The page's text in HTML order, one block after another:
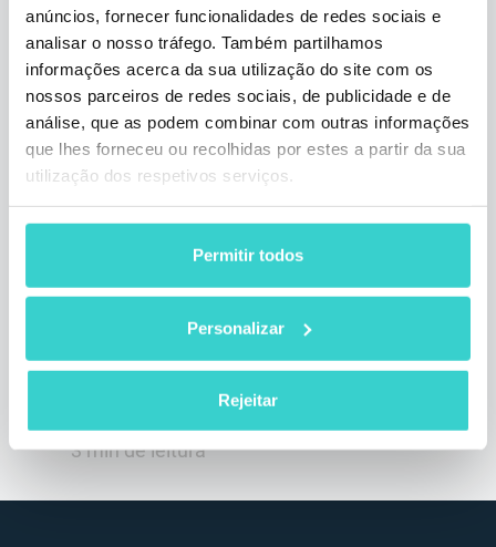
anúncios, fornecer funcionalidades de redes sociais e
analisar o nosso tráfego. Também partilhamos
informações acerca da sua utilização do site com os
nossos parceiros de redes sociais, de publicidade e de
análise, que as podem combinar com outras informações
que lhes forneceu ou recolhidas por estes a partir da sua
utilização dos respetivos serviços.
Permitir todos
Personalizar
Rejeitar
NSYS GROUP no Mobile World
Congress Americas 2018
domingo 16 setembro 2018
NSYS Group Team
Recentemente, a equipe da NSYS GROUP
participou do Mobile World Congress
costume, em nosso pavilhão, muitas
empresas que lidam com telefones usados e
recondicionados se reuniram. Encontramos
muitos de nossos clientes e parceiros atuais,
3 min de leitura